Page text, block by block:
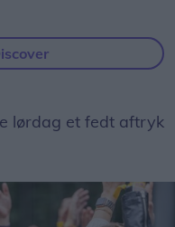
lørdag et fedt aftryk